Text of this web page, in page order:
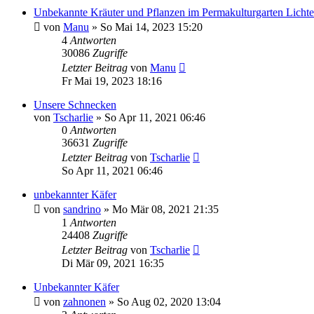
Unbekannte Kräuter und Pflanzen im Permakulturgarten
von Manu » So Mai 14, 2023 15:20
4 Antworten
30086 Zugriffe
Letzter Beitrag von Manu
Fr Mai 19, 2023 18:16
Unsere Schnecken
von Tscharlie » So Apr 11, 2021 06:46
0 Antworten
36631 Zugriffe
Letzter Beitrag von Tscharlie
So Apr 11, 2021 06:46
unbekannter Käfer
von sandrino » Mo Mär 08, 2021 21:35
1 Antworten
24408 Zugriffe
Letzter Beitrag von Tscharlie
Di Mär 09, 2021 16:35
Unbekannter Käfer
von zahnonen » So Aug 02, 2020 13:04